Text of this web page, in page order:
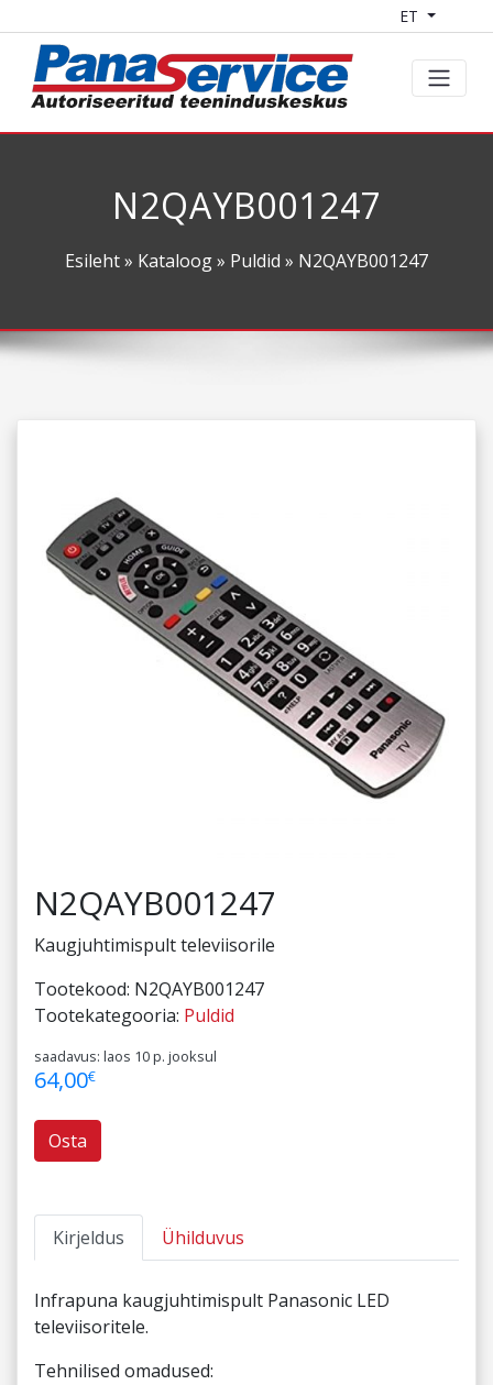
ET
N2QAYB001247
Esileht» Kataloog» Puldid » N2QAYB001247
N2QAYB001247
Kaugjuhtimispult televiisorile
Tootekood: N2QAYB001247
Tootekategooria: Puldid
saadavus: laos 10 p. jooksul
64,00€
Osta
Kirjeldus Ühilduvus
Infrapuna kaugjuhtimispult Panasonic LED
televiisoritele.
Tehnilised omadused: